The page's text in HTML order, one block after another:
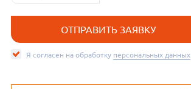
Я согласен на обработку персональных данных